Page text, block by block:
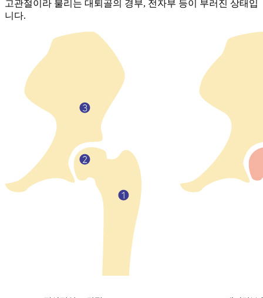
고관절이라 불리는 대퇴골의 경부, 전자부 등이 부러진 상태입
니다.